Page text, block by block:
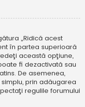
„Ridică acest
în partea superioară
această opţiune,
fi dezactivată sau
De asemenea,
prin adăugarea
regulile forumului